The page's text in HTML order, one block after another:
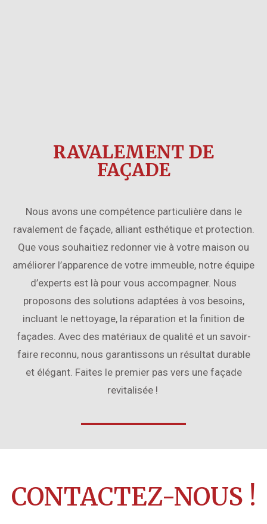
RAVALEMENT DE
FAÇADE
Nous avons une compétence particulière dans le
ravalement de façade, alliant esthétique et protection.
Que vous souhaitiez redonner vie à votre maison ou
améliorer l’apparence de votre immeuble, notre équipe
d’experts est là pour vous accompagner. Nous
proposons des solutions adaptées à vos besoins,
incluant le nettoyage, la réparation et la finition de
façades. Avec des matériaux de qualité et un savoir-
faire reconnu, nous garantissons un résultat durable
et élégant. Faites le premier pas vers une façade
revitalisée !
CONTACTEZ-NOUS !